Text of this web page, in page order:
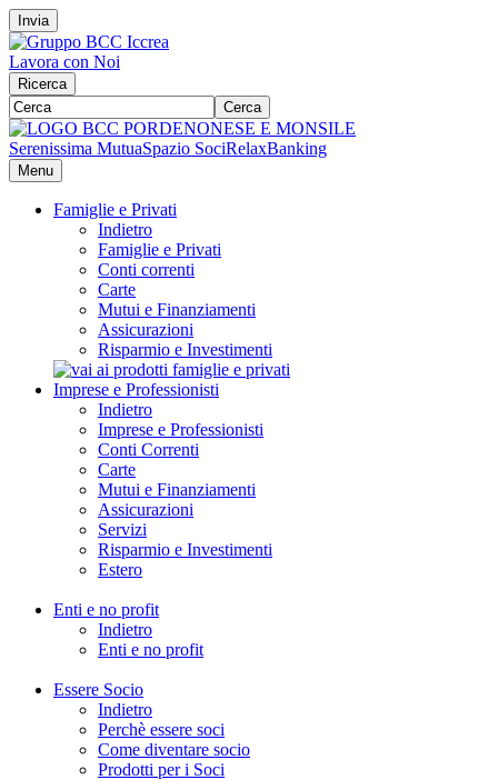
Invia
Lavora con Noi
Ricerca
Cerca
Serenissima MutuaSpazio SociRelaxBanking
Menu
Famiglie e Privati
Indietro
Famiglie e Privati
Conti correnti
Carte
Mutui e Finanziamenti
Assicurazioni
Risparmio e Investimenti
Imprese e Professionisti
Indietro
Imprese e Professionisti
Conti Correnti
Carte
Mutui e Finanziamenti
Assicurazioni
Servizi
Risparmio e Investimenti
Estero
Enti e no profit
Indietro
Enti e no profit
Essere Socio
Indietro
Perchè essere soci
Come diventare socio
Prodotti per i Soci